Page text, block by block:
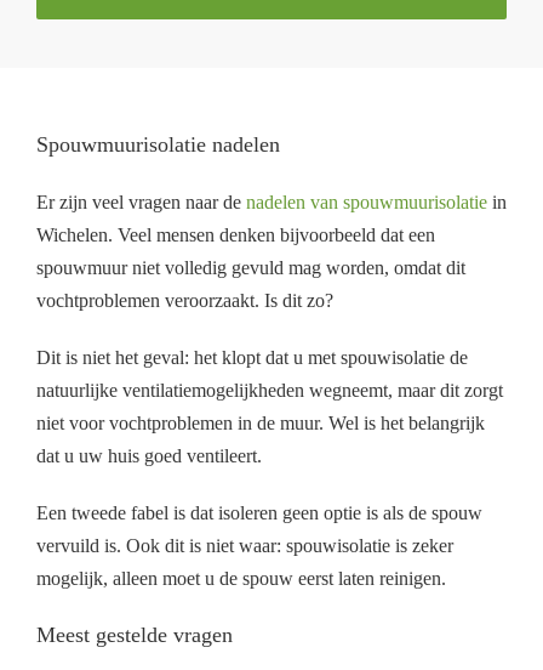
Spouwmuurisolatie nadelen
Er zijn veel vragen naar de nadelen van spouwmuurisolatie in
Wichelen. Veel mensen denken bijvoorbeeld dat een
spouwmuur niet volledig gevuld mag worden, omdat dit
vochtproblemen veroorzaakt. Is dit zo?
Dit is niet het geval: het klopt dat u met spouwisolatie de
natuurlijke ventilatiemogelijkheden wegneemt, maar dit zorgt
niet voor vochtproblemen in de muur. Wel is het belangrijk
dat u uw huis goed ventileert.
Een tweede fabel is dat isoleren geen optie is als de spouw
vervuild is. Ook dit is niet waar: spouwisolatie is zeker
mogelijk, alleen moet u de spouw eerst laten reinigen.
Meest gestelde vragen